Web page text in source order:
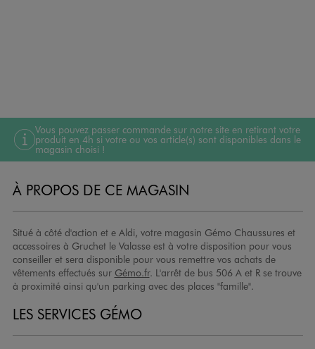
Vous pouvez passer commande sur notre site en retirant votre
produit en 4h si votre ou vos article(s) sont disponibles dans le
magasin choisi !
À PROPOS DE CE MAGASIN
Situé à côté d'action et e Aldi, votre magasin Gémo Chaussures et
accessoires à Gruchet le Valasse est à votre disposition pour vous
conseiller et sera disponible pour vous remettre vos achats de
vêtements effectués sur Gémo.fr. L'arrêt de bus 506 A et R se trouve
à proximité ainsi qu'un parking avec des places "famille".
LES SERVICES GÉMO